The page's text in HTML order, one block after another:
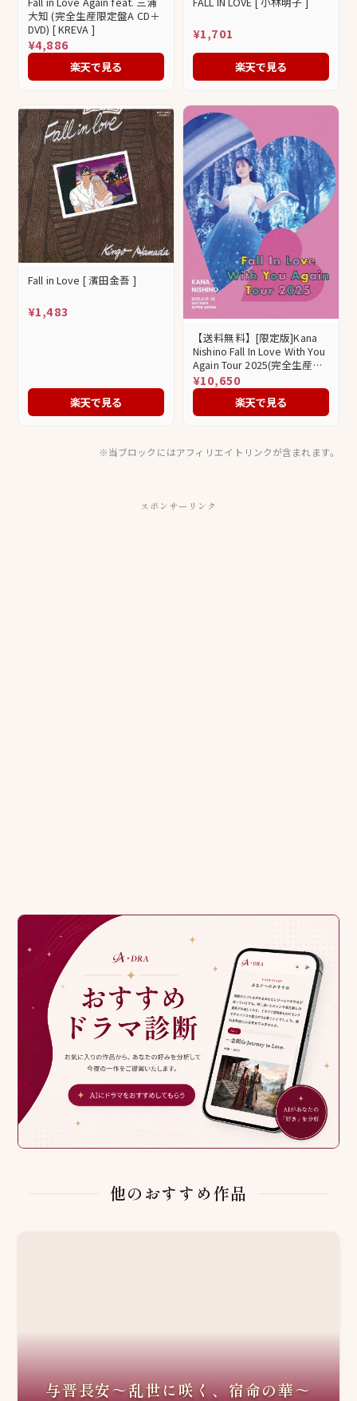
大知 (完全生産限定盤A CD＋
DVD) [ KREVA ]
¥4,886
楽天で見る
¥1,701
楽天で見る
Fall in Love [ 濱田金吾 ]
¥1,483
楽天で見る
【送料無料】[限定版]Kana
Nishino Fall In Love With You
Again Tour 2025(完全生産限
定盤)【2DVD+グッズ】/西野
カナ[DVD]【返品種別A】
¥10,650
楽天で見る
※当ブロックにはアフィリエイトリンクが含まれます。
スポンサーリンク
他のおすすめ作品
与晋長安～乱世に咲く、宿命の華～